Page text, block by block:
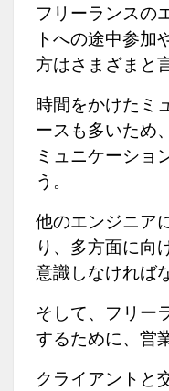
フリーランスの
トへの途中参加
方はさまざまと
時間をかけたミ
ースも多いため
ミュニケーショ
う。
他のエンジニア
り、多方面に向
意識しなければ
そして、フリー
するために、営
クライアントと